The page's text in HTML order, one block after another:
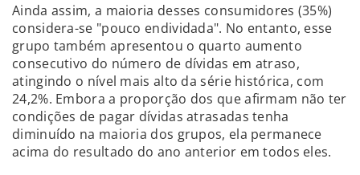
Ainda assim, a maioria desses consumidores (35%)
considera-se "pouco endividada". No entanto, esse
grupo também apresentou o quarto aumento
consecutivo do número de dívidas em atraso,
atingindo o nível mais alto da série histórica, com
24,2%. Embora a proporção dos que afirmam não ter
condições de pagar dívidas atrasadas tenha
diminuído na maioria dos grupos, ela permanece
acima do resultado do ano anterior em todos eles.